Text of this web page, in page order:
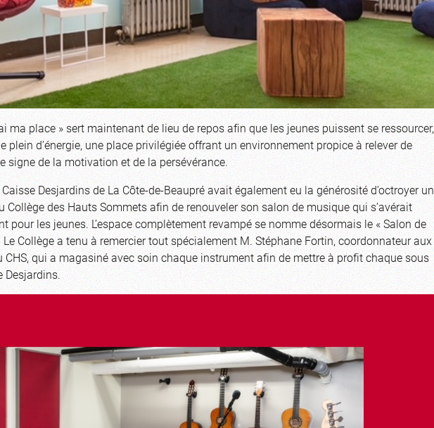
ma place » sert maintenant de lieu de repos afin que les jeunes puissent se ressourcer,
plein d’énergie, une place privilégiée offrant un environnement propice à relever de
signe de la motivation et de la persévérance.
Desjardins de La Côte-de-Beaupré avait également eu la générosité d’octroyer un
Collège des Hauts Sommets afin de renouveler son salon de musique qui s’avérait
pour les jeunes. L’espace complètement revampé se nomme désormais le « Salon de
Collège a tenu à remercier tout spécialement M. Stéphane Fortin, coordonnateur aux
CHS, qui a magasiné avec soin chaque instrument afin de mettre à profit chaque sous
Desjardins.